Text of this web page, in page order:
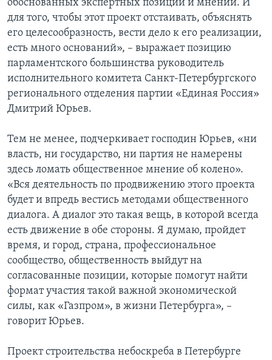
обоснованных экспертных позиций и мнений. И
для того, чтобы этот проект отстаивать, объяснять
его целесообразность, вести дело к его реализации,
есть много оснований», – выражает позицию
парламентского большинства руководитель
исполнительного комитета Санкт-Петербургского
регионального отделения партии «Единая Россия»
Дмитрий Юрьев.
Тем не менее, подчеркивает господин Юрьев, «ни
власть, ни государство, ни партия не намерены
здесь ломать общественное мнение об колено».
«Вся деятельность по продвижению этого проекта
будет и впредь вестись методами общественного
диалога. А диалог это такая вещь, в которой всегда
есть движение в обе стороны. Я думаю, пройдет
время, и город, страна, профессиональное
сообщество, общественность выйдут на
согласованные позиции, которые помогут найти
формат участия такой важной экономической
силы, как «Газпром», в жизни Петербурга», –
говорит Юрьев.
Проект строительства небоскреба в Петербурге